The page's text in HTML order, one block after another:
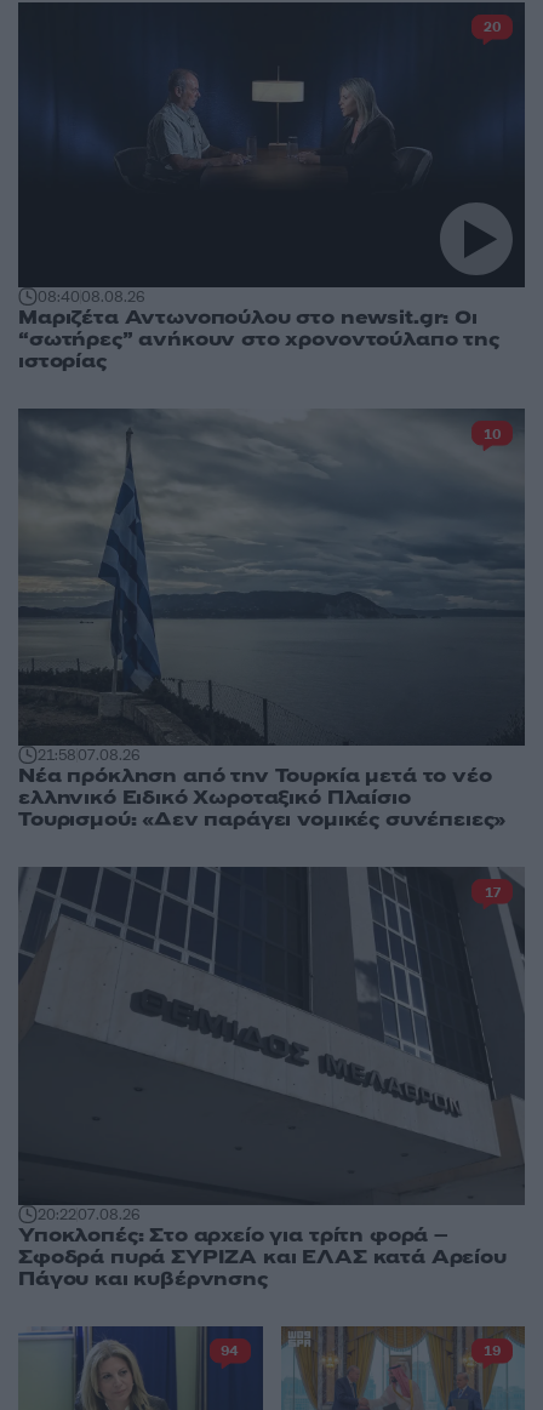
08:4008.08.26
Μαριζέτα Αντωνοπούλου στο newsit.gr: Οι
“σωτήρες” ανήκουν στο χρονοντούλαπο της
ιστορίας
20
21:5807.08.26
Νέα πρόκληση από την Τουρκία μετά το νέο
ελληνικό Ειδικό Χωροταξικό Πλαίσιο
Τουρισμού: «Δεν παράγει νομικές συνέπειες»
10
20:2207.08.26
Υποκλοπές: Στο αρχείο για τρίτη φορά –
Σφοδρά πυρά ΣΥΡΙΖΑ και ΕΛΑΣ κατά Αρείου
Πάγου και κυβέρνησης
17
94 19